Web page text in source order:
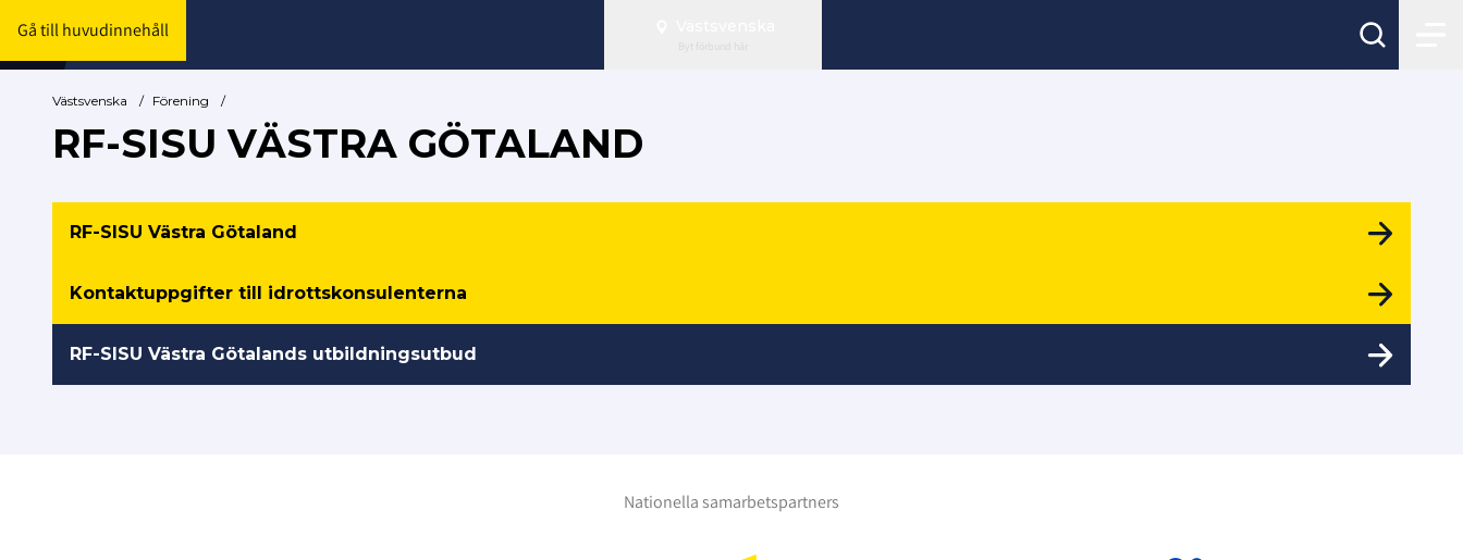
Gå till huvudinnehåll
Byt förbund här
Västsvenska / Förening /
RF-SISU VÄSTRA GÖTALAND
RF-SISU Västra Götaland
Kontaktuppgifter till idrottskonsulenterna
RF-SISU Västra Götalands utbildningsutbud
Nationella samarbetspartners